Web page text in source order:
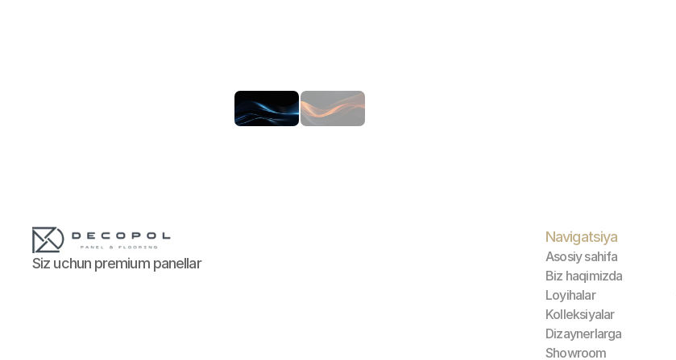
Siz uchun premium panellar
Navigatsiya
Asosiy sahifa
Biz haqimizda
Loyihalar
Kolleksiyalar
Dizaynerlarga
Showroom